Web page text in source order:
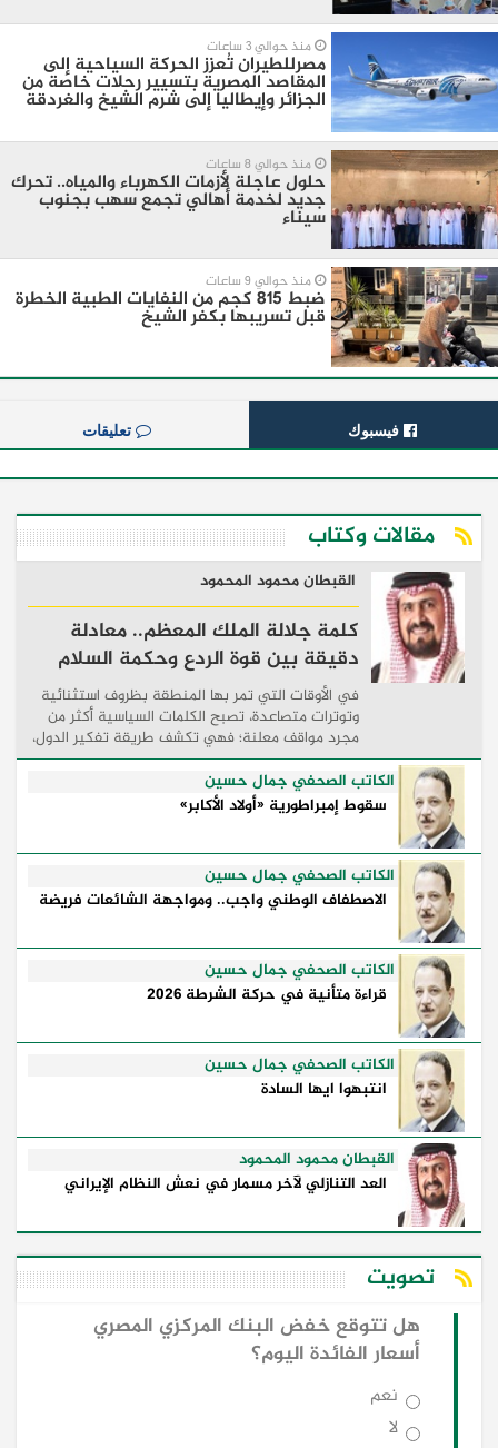
منذ حوالي 3 ساعات
مصرللطيران تُعزز الحركة السياحية إلى
المقاصد المصرية بتسيير رحلات خاصة من
الجزائر وإيطاليا إلى شرم الشيخ والغردقة
منذ حوالي 8 ساعات
حلول عاجلة لأزمات الكهرباء والمياه.. تحرك
جديد لخدمة أهالي تجمع سهب بجنوب
سيناء
منذ حوالي 9 ساعات
ضبط 815 كجم من النفايات الطبية الخطرة
قبل تسريبها بكفر الشيخ
فيسبوك تعليقات
مقالات وكتاب
القبطان محمود المحمود
كلمة جلالة الملك المعظم.. معادلة
دقيقة بين قوة الردع وحكمة السلام
في الأوقات التي تمر بها المنطقة بظروف استثنائية
وتوترات متصاعدة، تصبح الكلمات السياسية أكثر من
مجرد مواقف معلنة؛ فهي تكشف طريقة تفكير الدول،
وكيفية إدارتها للأزمات، والحدود التي تفصل بين القوة
...
الكاتب الصحفي جمال حسين
سقوط إمبراطورية «أولاد الأكابر»
الكاتب الصحفي جمال حسين
الاصطفاف الوطني واجب.. ومواجهة الشائعات فريضة
الكاتب الصحفي جمال حسين
قراءة متأنية في حركة الشرطة 2026
الكاتب الصحفي جمال حسين
انتبهوا ايها السادة
القبطان محمود المحمود
العد التنازلي لآخر مسمار في نعش النظام الإيراني
تصويت
هل تتوقع خفض البنك المركزي المصري
أسعار الفائدة اليوم؟
نعم
لا